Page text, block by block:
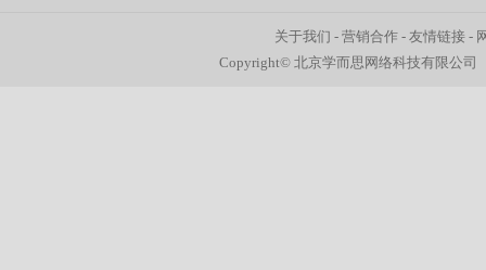
关于我们 -营销合作 -友情链接 -
Copyright© 北京学而思网络科技有限公司